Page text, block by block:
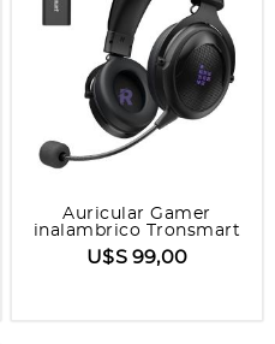
Auricular Gamer
inalambrico Tronsmart
SHADOW
U$S 99,00